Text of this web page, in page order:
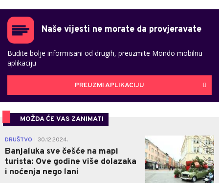
Naše vijesti ne morate da provjeravate
Budite bolje informisani od drugih, preuzmite Mondo mobilnu
aplikaciju
PREUZMI APLIKACIJU
MOŽDA ĆE VAS ZANIMATI
DRUŠTVO 30.12.2024.
Banjaluka sve češće na mapi
turista: Ove godine više dolazaka
i noćenja nego lani
0